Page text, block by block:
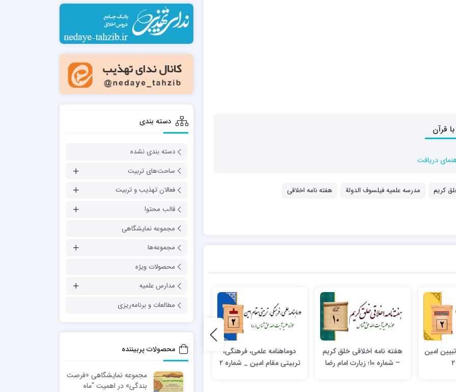
دریافت
کریم مدرسه علمیه فیلسوف الدولة
هفته نامه اخلاقی
امین
هفته نامه اخلاقی خلق کریم
– شماره 10؛ زیارت‌ امام‌ رضا
دوماهنامه علمی، فرهنگی،
تربیتی مقام امین _ شماره ۲
هفته نامه اخلاقی خلق کریم
آقا مجتهدی (ره) 1
دسته بندی
دسته بندی نشده
ساحت‌های تربیت
فعالان تهذیب و تربیت
قالب محتوا
مجموعه نمایشگاهی
مجموعه‌ها
محصولات ویژه
مدارس علمیه
مطالعات و برنامه‌ریزی
محصولات پربیننده
مجموعه نمایشگاهی «فرصت
بندگی» در اهمیت “ماه